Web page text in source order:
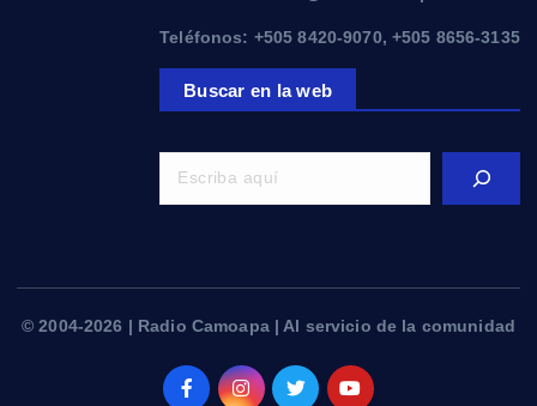
Teléfonos: +505 8420-9070, +505 8656-3135
Buscar en la web
© 2004-2026 | Radio Camoapa | Al servicio de la comunidad